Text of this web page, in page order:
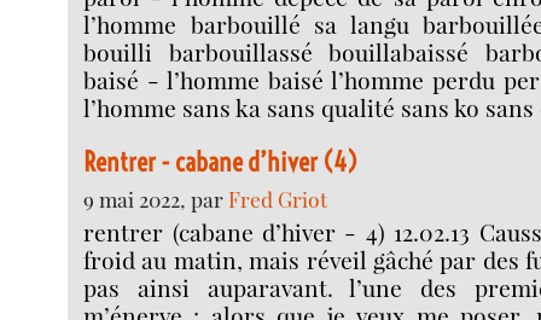
l’homme barbouillé sa langu
bouilli barbouillassé bouillabaissé
baisé - l’homme baisé l’homme perdu
l’homme sans ka sans qualité sans ko
Rentrer - cabane d’hiver (4)
9 mai 2022, parFred Griot
rentrer (cabane d’hiver - 4) 12.02.13
froid au matin, mais réveil gâché par des
pas ainsi auparavant. l’une des